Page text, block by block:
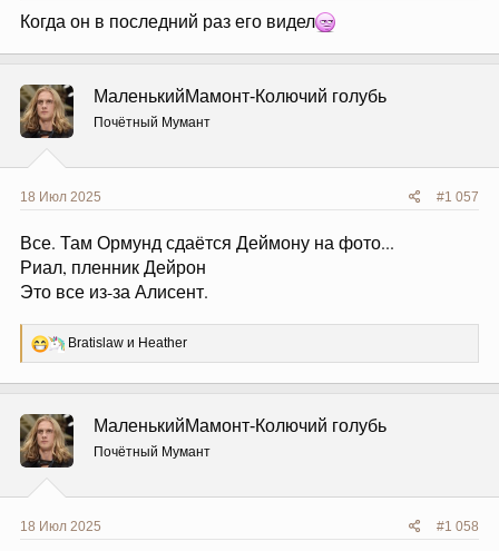
Когда он в последний раз его видел
МаленькийМамонт-Колючий голубь
Почётный Мумант
18 Июл 2025 #1 057
Все. Там Ормунд сдаётся Деймону на фото...
Риал, пленник Дейрон
Это все из-за Алисент.
Р
ц
и
и
:
Bratislaw и Heather
МаленькийМамонт-Колючий голубь
Почётный Мумант
18 Июл 2025 #1 058